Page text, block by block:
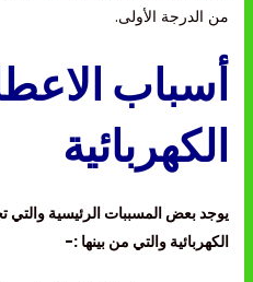
من الدرجة الأولى.
أسباب
الكهربائية
يوجد بعض المسببات الرئيسية
الكهربائية والتي من بينها :-